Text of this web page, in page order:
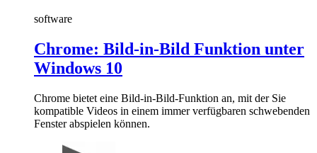
software
Chrome: Bild-in-Bild Funktion unter
Windows 10
Chrome bietet eine Bild-in-Bild-Funktion an, mit der Sie
kompatible Videos in einem immer verfügbaren schwebenden
Fenster abspielen können.